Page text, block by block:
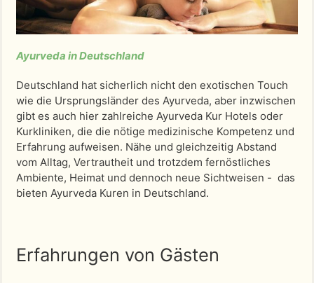
Ayurveda in Deutschland
Deutschland hat sicherlich nicht den exotischen Touch
wie die Ursprungsländer des Ayurveda, aber inzwischen
gibt es auch hier zahlreiche Ayurveda Kur Hotels oder
Kurkliniken, die die nötige medizinische Kompetenz und
Erfahrung aufweisen. Nähe und gleichzeitig Abstand
vom Alltag, Vertrautheit und trotzdem fernöstliches
Ambiente, Heimat und dennoch neue Sichtweisen - das
bieten Ayurveda Kuren in Deutschland.
Erfahrungen von Gästen